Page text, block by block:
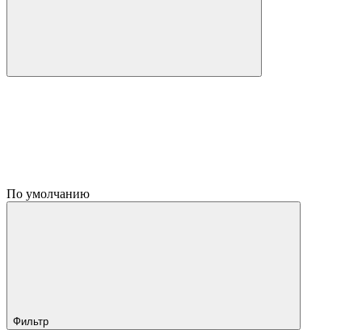
По умолчанию
Фильтр